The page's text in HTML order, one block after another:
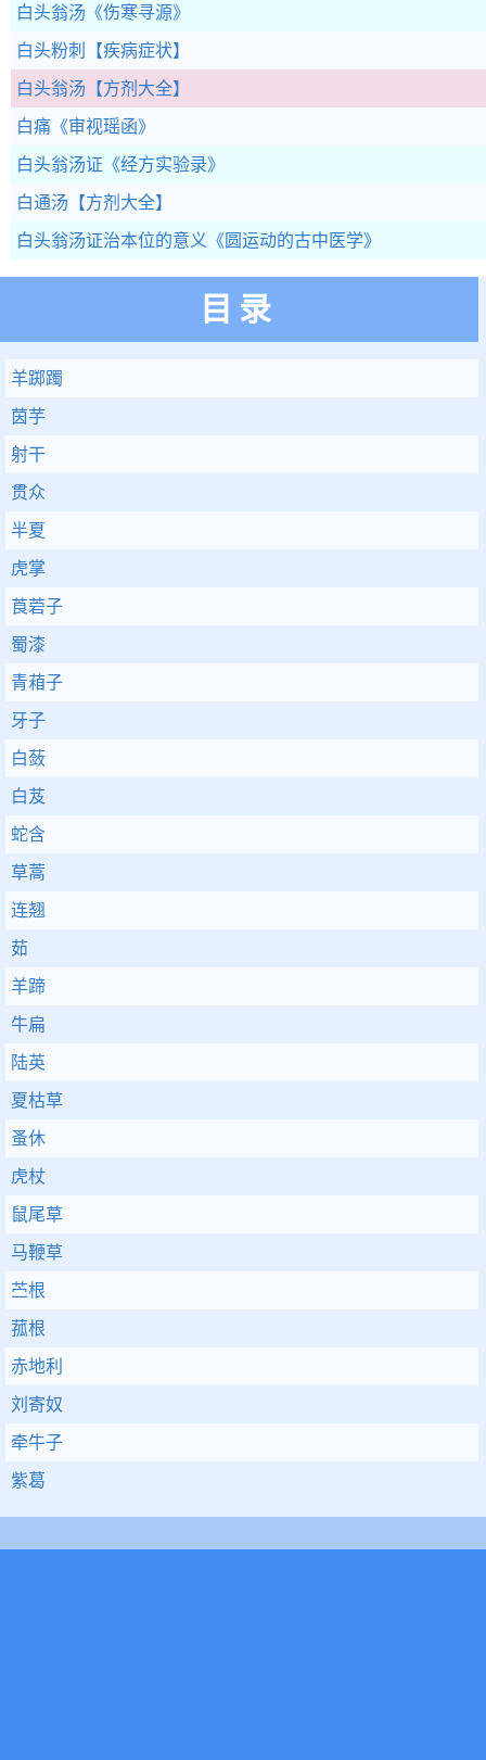
白头翁汤 《伤寒寻源》
白头粉刺 【疾病症状】
白头翁汤 【方剂大全】
白痛 《审视瑶函》
白头翁汤证 《经方实验录》
白通汤 【方剂大全】
白头翁汤证治本位的意义 《圆运动的古中医学》
目录
羊踯躅
茵芋
射干
贯众
半夏
虎掌
莨菪子
蜀漆
青葙子
牙子
白蔹
白芨
蛇含
草蒿
连翘
茹
羊蹄
牛扁
陆英
夏枯草
蚤休
虎杖
鼠尾草
马鞭草
苎根
菰根
赤地利
刘寄奴
牵牛子
紫葛